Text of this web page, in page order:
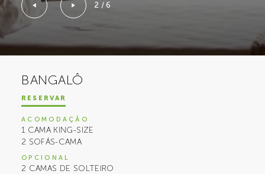
2 / 6
BANGALÔ
RESERVAR
ACOMODAÇÃO
1 CAMA KING-SIZE
2 SOFÁS-CAMA
OPCIONAL
2 CAMAS DE SOLTEIRO